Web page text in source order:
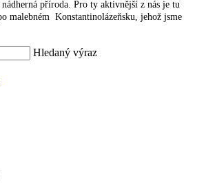
příroda. Pro ty aktivnější z nás je tu
malebném Konstantinolázeňsku, jehož jsme
Hledaný výraz